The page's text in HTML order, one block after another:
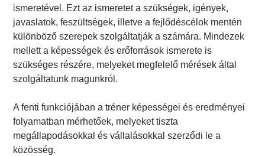
ismeretével. Ezt az ismeretet a szükségek, igények,
javaslatok, feszültségek, illetve a fejlődéscélok mentén
különböző szerepek szolgáltatják a számára. Mindezek
mellett a képességek és erőforrások ismerete is
szükséges részére, melyeket megfelelő mérések által
szolgáltatunk magunkról.
A fenti funkciójában a tréner képességei és eredményei
folyamatban mérhetőek, melyeket tiszta
megállapodásokkal és vállalásokkal szerződi le a
közösség.